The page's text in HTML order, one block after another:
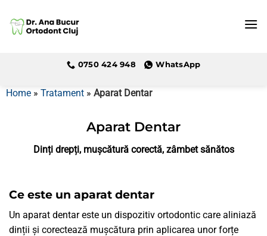
content
0750 424 948 WhatsApp
Home » Tratament » Aparat Dentar
Aparat Dentar
Dinți drepți, mușcătură corectă, zâmbet sănătos
Ce este un aparat dentar
Un aparat dentar este un dispozitiv ortodontic care aliniază
dinții și corectează mușcătura prin aplicarea unor forțe